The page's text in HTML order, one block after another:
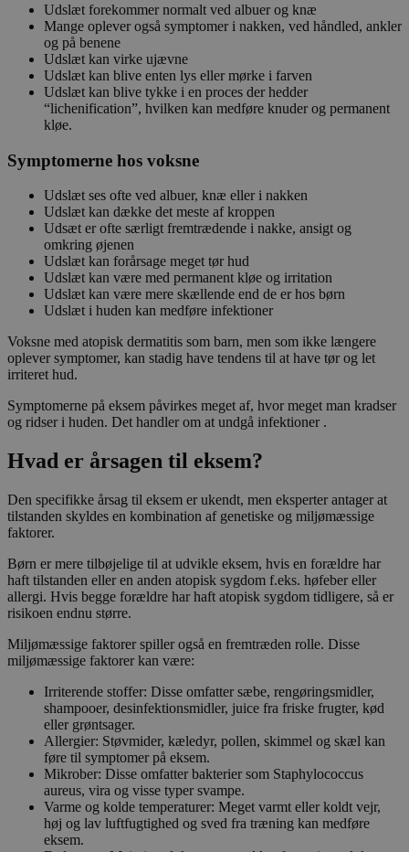
Udslæt forekommer normalt ved albuer og knæ
Mange oplever også symptomer i nakken, ved håndled, ankler
og på benene
Udslæt kan virke ujævne
Udslæt kan blive enten lys eller mørke i farven
Udslæt kan blive tykke i en proces der hedder
“lichenification”, hvilken kan medføre knuder og permanent
kløe.
Symptomerne hos voksne
Udslæt ses ofte ved albuer, knæ eller i nakken
Udslæt kan dække det meste af kroppen
Udsæt er ofte særligt fremtrædende i nakke, ansigt og
omkring øjenen
Udslæt kan forårsage meget tør hud
Udslæt kan være med permanent kløe og irritation
Udslæt kan være mere skællende end de er hos børn
Udslæt i huden kan medføre infektioner
Voksne med atopisk dermatitis som barn, men som ikke længere
oplever symptomer, kan stadig have tendens til at have tør og let
irriteret hud.
Symptomerne på eksem påvirkes meget af, hvor meget man kradser
og ridser i huden. Det handler om at undgå infektioner .
Hvad er årsagen til eksem?
Den specifikke årsag til eksem er ukendt, men eksperter antager at
tilstanden skyldes en kombination af genetiske og miljømæssige
faktorer.
Børn er mere tilbøjelige til at udvikle eksem, hvis en forældre har
haft tilstanden eller en anden atopisk sygdom f.eks. høfeber eller
allergi. Hvis begge forældre har haft atopisk sygdom tidligere, så er
risikoen endnu større.
Miljømæssige faktorer spiller også en fremtræden rolle. Disse
miljømæssige faktorer kan være:
Irriterende stoffer: Disse omfatter sæbe, rengøringsmidler,
shampooer, desinfektionsmidler, juice fra friske frugter, kød
eller grøntsager.
Allergier: Støvmider, kæledyr, pollen, skimmel og skæl kan
føre til symptomer på eksem.
Mikrober: Disse omfatter bakterier som Staphylococcus
aureus, vira og visse typer svampe.
Varme og kolde temperaturer: Meget varmt eller koldt vejr,
høj og lav luftfugtighed og sved fra træning kan medføre
eksem.